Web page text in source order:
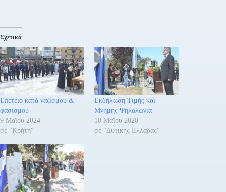
Σχετικά
Επέτειο κατά ναζισμού &
φασισμού
9 Μαΐου 2024
σε "Κρήτη"
Εκδήλωση Τιμής και
Μνήμης Ψηλαλώνια
10 Μαΐου 2020
σε "Δυτικής Ελλάδας"